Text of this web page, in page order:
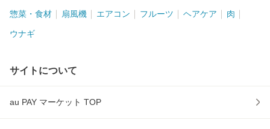
惣菜・食材 扇風機 エアコン フルーツ ヘアケア 肉
ウナギ
サイトについて
au PAY マーケット TOP